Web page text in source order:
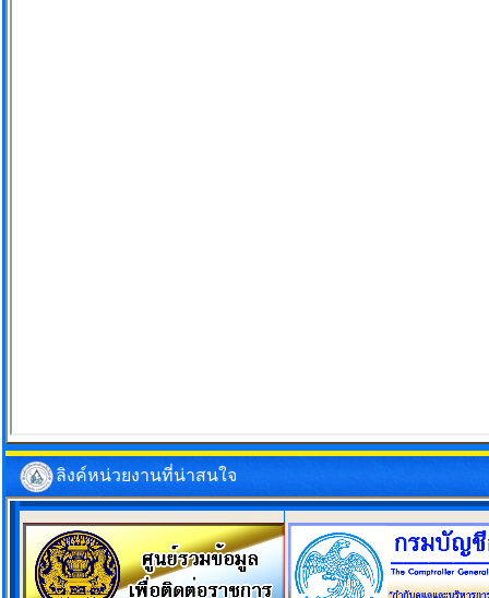
ลิงค์หน่วยงานที่น่าสนใจ